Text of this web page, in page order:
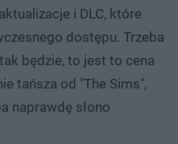
i DLC, które
dostępu. Trzeba
będzie, to jest to cena
tańsza od "The Sims",
naprawdę słono